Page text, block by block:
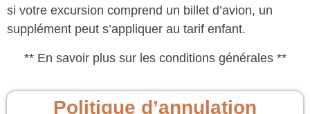
si votre excursion comprend un billet d’avion, un
supplément peut s’appliquer au tarif enfant.
** En savoir plus sur les conditions générales **
Politique d’annulation